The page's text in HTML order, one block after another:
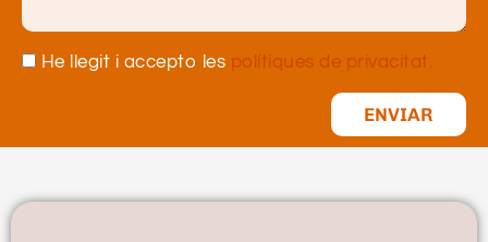
He llegit i accepto les polítiques de privacitat.
ENVIAR